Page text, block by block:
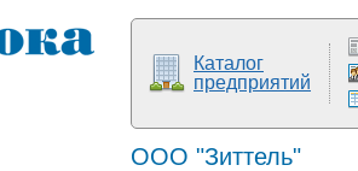
Каталог
предприятий
ООО "Зиттель"